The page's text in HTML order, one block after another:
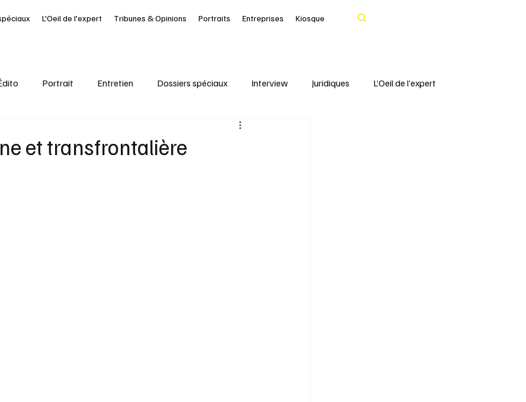
L'Oeil de l'expert Tribunes & Opinions Portraits Entreprises Kiosque
Portrait Entretien Dossiers spéciaux Interview Juridiques L’Oeil de l’expert
Kiosque
et transfrontalière